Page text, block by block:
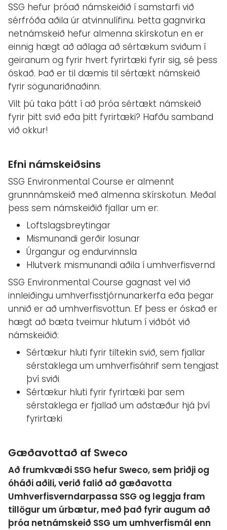
SSG hefur þróað námskeiðið í samstarfi við
sérfróða aðila úr atvinnulífinu. Þetta gagnvirka
netnámskeið hefur almenna skírskotun en er
einnig hægt að aðlaga að sértækum sviðum í
geiranum og fyrir hvert fyrirtæki fyrir sig, sé þess
óskað. Það er til dæmis til sértækt námskeið
fyrir sögunariðnaðinn.
Vilt þú taka þátt í að þróa sértækt námskeið
fyrir þitt svið eða þitt fyrirtæki? Hafðu samband
við okkur!
Efni námskeiðsins
SSG Environmental Course er almennt
grunnnámskeið með almenna skírskotun. Meðal
þess sem námskeiðið fjallar um er:
Loftslagsbreytingar
Mismunandi gerðir losunar
Úrgangur og endurvinnsla
Hlutverk mismunandi aðila í umhverfisvernd
SSG Environmental Course gagnast vel við
innleiðingu umhverfisstjórnunarkerfa eða þegar
unnið er að umhverfisvottun. Ef þess er óskað er
hægt að bæta tveimur hlutum í viðbót við
námskeiðið:
Sértækur hluti fyrir tiltekin svið, sem fjallar
sérstaklega um umhverfisáhrif sem tengjast
því sviði
Sértækur hluti fyrir fyrirtæki þar sem
sérstaklega er fjallað um aðstæður hjá því
fyrirtæki
Gæðavottað af Sweco
Að frumkvæði SSG hefur Sweco, sem þriðji og
óháði aðili, verið falið að gæðavotta
Umhverfisverndarpassa SSG og leggja fram
tillögur um úrbætur, með það fyrir augum að
þróa netnámskeið SSG um umhverfismál enn